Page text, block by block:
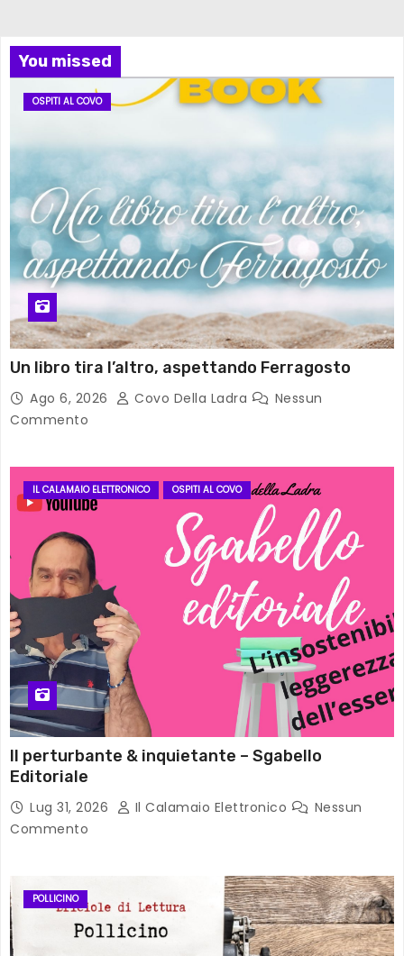
You missed
OSPITI AL COVO
Un libro tira l’altro, aspettando Ferragosto
Ago 6, 2026 Covo Della Ladra
Nessun
Commento
IL CALAMAIO ELETTRONICO OSPITI AL COVO
Il perturbante & inquietante – Sgabello
Editoriale
Lug 31, 2026 Il Calamaio Elettronico
Nessun
Commento
POLLICINO